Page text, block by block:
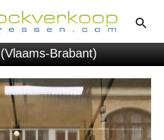
Brabant)